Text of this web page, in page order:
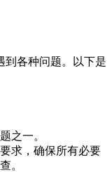
到各种问题。以下是
之一。
求，确保所有必要
。